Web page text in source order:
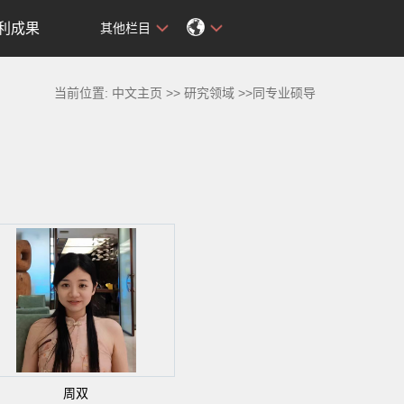
成果 其他栏目
当前位置: 中文主页 >>研究领域 >>同专业硕导
周双